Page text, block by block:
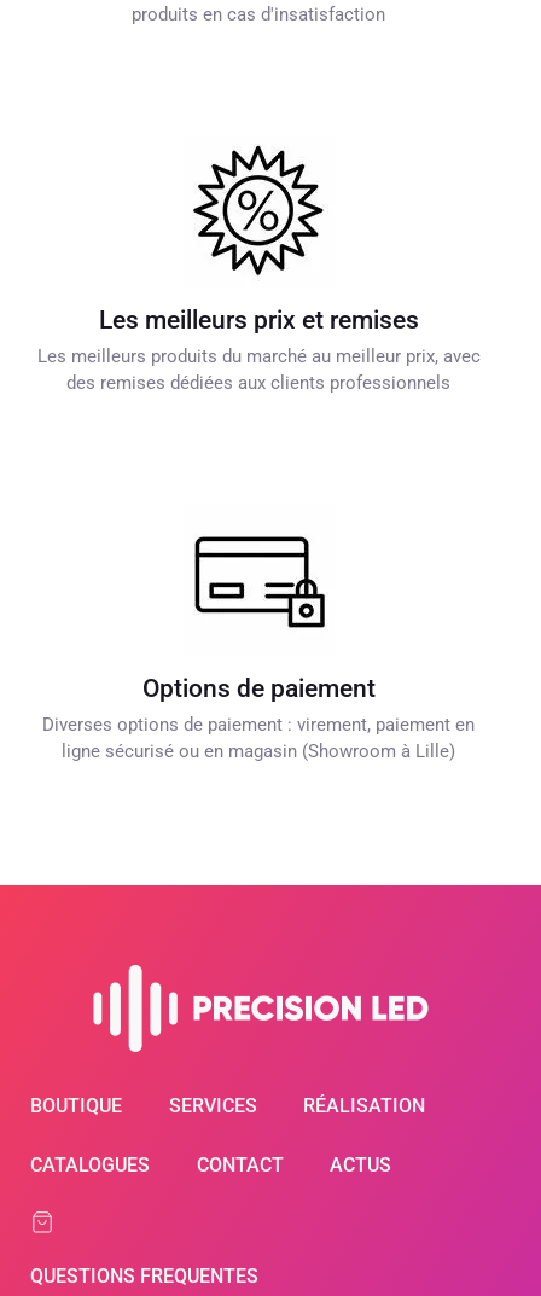
produits en cas d'insatisfaction
Les meilleurs prix et remises
Les meilleurs produits du marché au meilleur prix, avec
des remises dédiées aux clients professionnels
Options de paiement
Diverses options de paiement : virement, paiement en
ligne sécurisé ou en magasin (Showroom à Lille)
BOUTIQUE SERVICES RÉALISATION
CATALOGUES CONTACT ACTUS
QUESTIONS FREQUENTES